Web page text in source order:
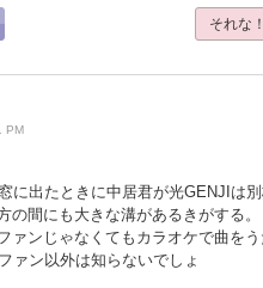
それな！
PM
に出たときに中居君が光GENJIは
の間にも大きな溝があるきがする。
ァンじゃなくてもカラオケで曲を
ァン以外は知らないでしょ